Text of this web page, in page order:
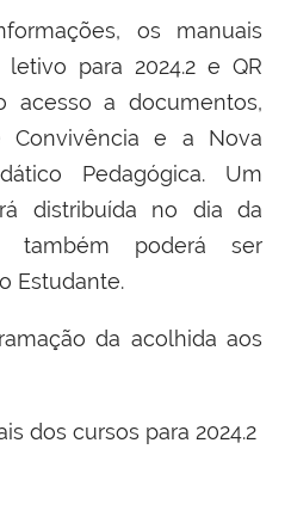
os manuais
para 2024.2 e QR
acesso a documentos,
e a Nova
Pedagógica. Um
distribuída no dia da
também poderá ser
Estudante.
da acolhida aos
dos cursos para 2024.2